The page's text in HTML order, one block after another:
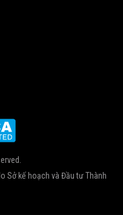
Sở kế hoạch và Đầu tư Thành